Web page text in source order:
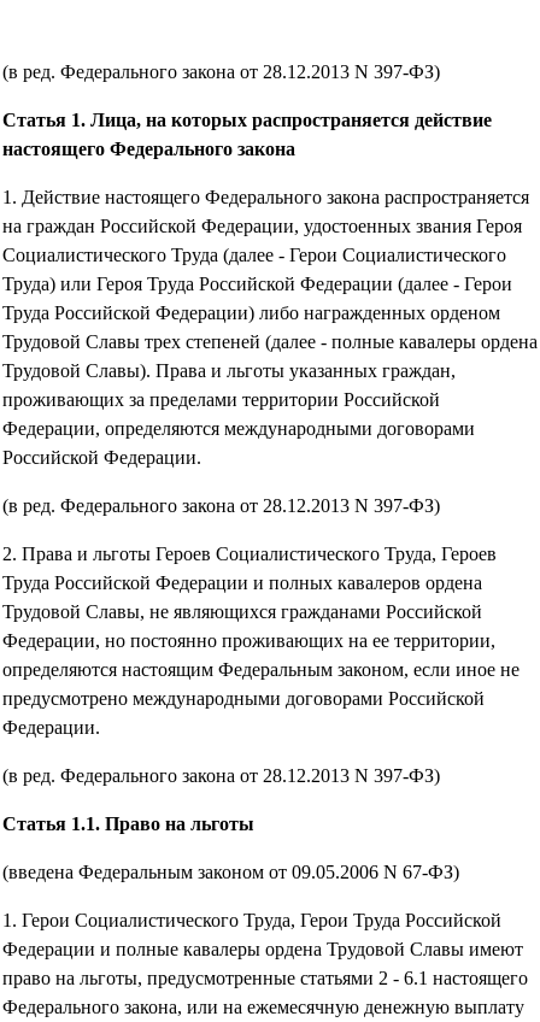
(в ред. Федерального закона от 28.12.2013 N 397-ФЗ)
Статья 1. Лица, на которых распространяется действие
настоящего Федерального закона
1. Действие настоящего Федерального закона распространяется
на граждан Российской Федерации, удостоенных звания Героя
Социалистического Труда (далее - Герои Социалистического
Труда) или Героя Труда Российской Федерации (далее - Герои
Труда Российской Федерации) либо награжденных орденом
Трудовой Славы трех степеней (далее - полные кавалеры ордена
Трудовой Славы). Права и льготы указанных граждан,
проживающих за пределами территории Российской
Федерации, определяются международными договорами
Российской Федерации.
(в ред. Федерального закона от 28.12.2013 N 397-ФЗ)
2. Права и льготы Героев Социалистического Труда, Героев
Труда Российской Федерации и полных кавалеров ордена
Трудовой Славы, не являющихся гражданами Российской
Федерации, но постоянно проживающих на ее территории,
определяются настоящим Федеральным законом, если иное не
предусмотрено международными договорами Российской
Федерации.
(в ред. Федерального закона от 28.12.2013 N 397-ФЗ)
Статья 1.1. Право на льготы
(введена Федеральным законом от 09.05.2006 N 67-ФЗ)
1. Герои Социалистического Труда, Герои Труда Российской
Федерации и полные кавалеры ордена Трудовой Славы имеют
право на льготы, предусмотренные статьями 2 - 6.1 настоящего
Федерального закона, или на ежемесячную денежную выплату